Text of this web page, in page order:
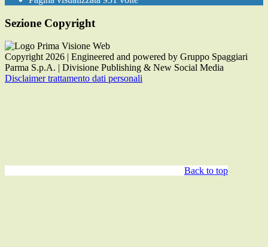
Sezione Copyright
Copyright 2026 | Engineered and powered by Gruppo Spaggiari
Parma S.p.A. | Divisione Publishing & New Social Media
Disclaimer trattamento dati personali
Back to top